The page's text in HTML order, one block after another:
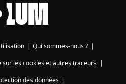
| Qui sommes-nous ? |
sur les cookies et autres traceurs|
des données|